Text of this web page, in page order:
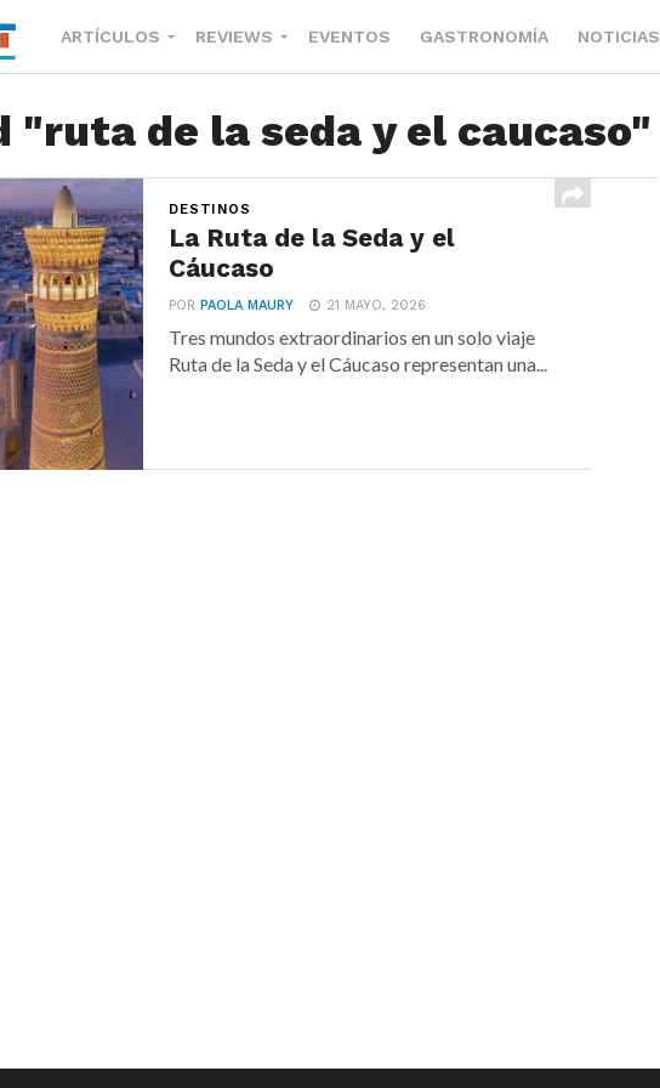
ARTÍCULOS REVIEWS EVENTOS GASTRONOMÍA NOTICIAS
"ruta de la seda y el caucaso"
DESTINOS
La Ruta de la Seda y el
Cáucaso
PORPAOLA MAURY 21 MAYO, 2026
Tres mundos extraordinarios en un solo viaje
Ruta de la Seda y el Cáucaso representan una...